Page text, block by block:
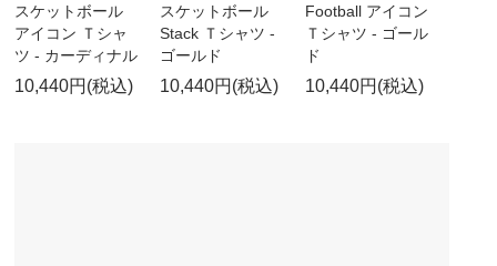
スケットボール
アイコン Ｔシャ
ツ - カーディナル
10,440円(税込)
スケットボール
Stack Ｔシャツ -
ゴールド
10,440円(税込)
Football アイコン
Ｔシャツ - ゴール
ド
10,440円(税込)